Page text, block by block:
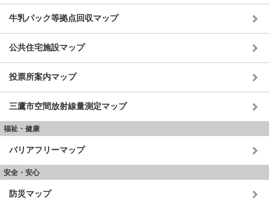
牛乳パック等拠点回収マップ
公共住宅施設マップ
投票所案内マップ
三鷹市空間放射線量測定マップ
福祉・健康
バリアフリーマップ
安全・安心
防災マップ